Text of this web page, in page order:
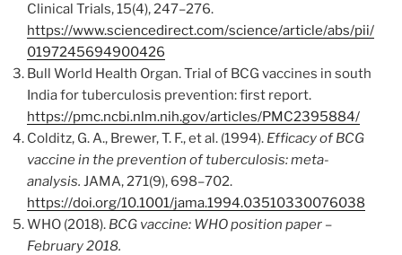
Clinical Trials, 15(4), 247–276.
https://www.sciencedirect.com/science/article/abs/pii/
0197245694900426
Bull World Health Organ. Trial of BCG vaccines in south
India for tuberculosis prevention: first report.
https://pmc.ncbi.nlm.nih.gov/articles/PMC2395884/
Colditz, G. A., Brewer, T. F., et al. (1994). Efficacy of BCG
vaccine in the prevention of tuberculosis: meta-
analysis. JAMA, 271(9), 698–702.
https://doi.org/10.1001/jama.1994.03510330076038
WHO (2018). BCG vaccine: WHO position paper –
February 2018.